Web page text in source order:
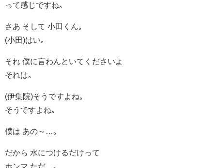
って感じですね｡
さあ そして 小田くん｡
(小田)はい｡
それ 僕に言わんといてくださいよ
それは｡
(伊集院)そうですよね｡
そうですよね｡
僕は あの～…｡
だから 水につけるだけって
ホンマ ただ…｡